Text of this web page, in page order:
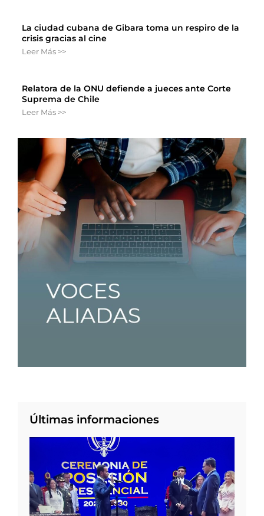
La ciudad cubana de Gibara toma un respiro de la
crisis gracias al cine
Leer Más >>
Relatora de la ONU defiende a jueces ante Corte
Suprema de Chile
Leer Más >>
Últimas informaciones